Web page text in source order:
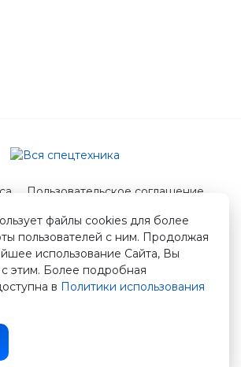
файлы cookies для более
пользователей с ним. Продолжая
использование Сайта, Вы
с этим. Более подробная
в Политики использования
Пользовательское соглашение
2026 Вся спецтехника
info@vstshop.ru